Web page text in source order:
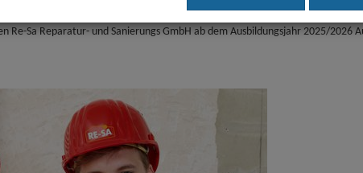
Re-Sa Reparatur- und Sanierungs GmbH ab dem Ausbildungsjahr 2025/2026